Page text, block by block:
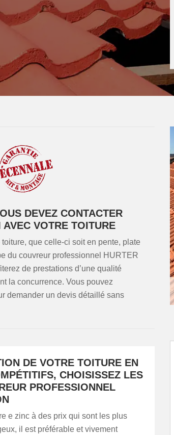
DEVEZ CONTACTER
VOTRE TOITURE
que celle-ci soit en pente, plate
du couvreur professionnel HURTER
de prestations d’une qualité
la concurrence. Vous pouvez
demander un devis détaillé sans
DE VOTRE TOITURE EN
CHOISISSEZ LES
PROFESSIONNEL
e zinc à des prix qui sont les plus
il est préférable et vivement